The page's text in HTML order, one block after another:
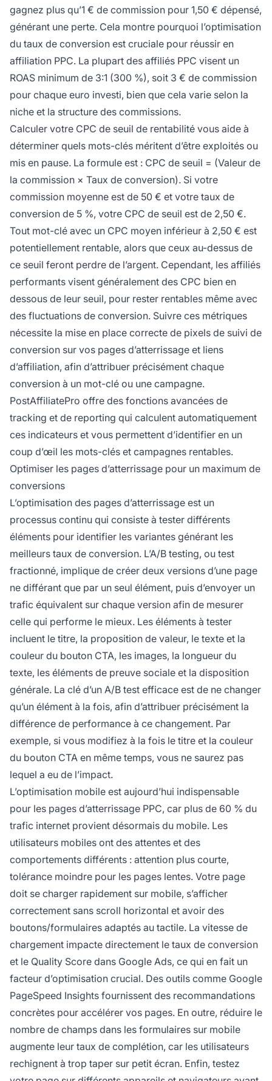
gagnez plus qu’1 € de commission pour 1,50 € dépensé,
générant une perte. Cela montre pourquoi l’optimisation
du taux de conversion est cruciale pour réussir en
affiliation PPC. La plupart des affiliés PPC visent un
ROAS minimum de 3:1 (300 %), soit 3 € de commission
pour chaque euro investi, bien que cela varie selon la
niche et la structure des commissions.
Calculer votre CPC de seuil de rentabilité vous aide à
déterminer quels mots-clés méritent d’être exploités ou
mis en pause. La formule est : CPC de seuil = (Valeur de
la commission × Taux de conversion). Si votre
commission moyenne est de 50 € et votre taux de
conversion de 5 %, votre CPC de seuil est de 2,50 €.
Tout mot-clé avec un CPC moyen inférieur à 2,50 € est
potentiellement rentable, alors que ceux au-dessus de
ce seuil feront perdre de l’argent. Cependant, les affiliés
performants visent généralement des CPC bien en
dessous de leur seuil, pour rester rentables même avec
des fluctuations de conversion. Suivre ces métriques
nécessite la mise en place correcte de pixels de suivi de
conversion sur vos pages d’atterrissage et liens
d’affiliation, afin d’attribuer précisément chaque
conversion à un mot-clé ou une campagne.
PostAffiliatePro offre des fonctions avancées de
tracking et de reporting qui calculent automatiquement
ces indicateurs et vous permettent d’identifier en un
coup d’œil les mots-clés et campagnes rentables.
Optimiser les pages d’atterrissage pour un maximum de
conversions
L’optimisation des pages d’atterrissage est un
processus continu qui consiste à tester différents
éléments pour identifier les variantes générant les
meilleurs taux de conversion. L’A/B testing, ou test
fractionné, implique de créer deux versions d’une page
ne différant que par un seul élément, puis d’envoyer un
trafic équivalent sur chaque version afin de mesurer
celle qui performe le mieux. Les éléments à tester
incluent le titre, la proposition de valeur, le texte et la
couleur du bouton CTA, les images, la longueur du
texte, les éléments de preuve sociale et la disposition
générale. La clé d’un A/B test efficace est de ne changer
qu’un élément à la fois, afin d’attribuer précisément la
différence de performance à ce changement. Par
exemple, si vous modifiez à la fois le titre et la couleur
du bouton CTA en même temps, vous ne saurez pas
lequel a eu de l’impact.
L’optimisation mobile est aujourd’hui indispensable
pour les pages d’atterrissage PPC, car plus de 60 % du
trafic internet provient désormais du mobile. Les
utilisateurs mobiles ont des attentes et des
comportements différents : attention plus courte,
tolérance moindre pour les pages lentes. Votre page
doit se charger rapidement sur mobile, s’afficher
correctement sans scroll horizontal et avoir des
boutons/formulaires adaptés au tactile. La vitesse de
chargement impacte directement le taux de conversion
et le Quality Score dans Google Ads, ce qui en fait un
facteur d’optimisation crucial. Des outils comme Google
PageSpeed Insights fournissent des recommandations
concrètes pour accélérer vos pages. En outre, réduire le
nombre de champs dans les formulaires sur mobile
augmente leur taux de complétion, car les utilisateurs
rechignent à trop taper sur petit écran. Enfin, testez